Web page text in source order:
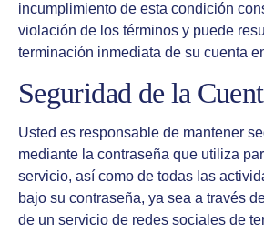
incumplimiento de esta condición
violación de los términos y puede
terminación inmediata de su cuenta
Seguridad de la
Usted es responsable de mantener
mediante la contraseña que utiliza
servicio, así como de todas las
bajo su contraseña, ya sea a través
de un servicio de redes sociales de